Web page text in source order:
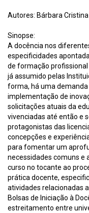
Autores: Bárbara
Sinopse:
A docência nos
especificidades
de formação
já assumido pelas
forma, há uma
implementação de
solicitações atuais da
vivenciadas até então e
protagonistas das
concepções e
para fomentar um
necessidades comuns e
curso no tocante ao
prática docente,
atividades relacionadas
Bolsas de Iniciação à
estreitamento entre